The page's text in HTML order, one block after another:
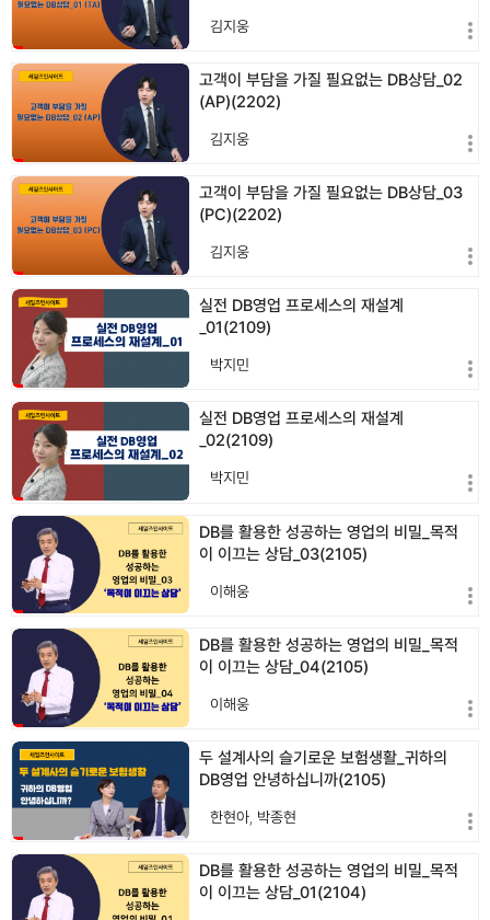
김지웅
고객이 부담을 가질 필요없는 DB상담_02
(AP)(2202)
김지웅
고객이 부담을 가질 필요없는 DB상담_03
(PC)(2202)
김지웅
실전 DB영업 프로세스의 재설계
_01(2109)
박지민
실전 DB영업 프로세스의 재설계
_02(2109)
박지민
DB를 활용한 성공하는 영업의 비밀_목적
이 이끄는 상담_03(2105)
이해웅
DB를 활용한 성공하는 영업의 비밀_목적
이 이끄는 상담_04(2105)
이해웅
두 설계사의 슬기로운 보험생활_귀하의
DB영업 안녕하십니까(2105)
한현아 박종현
DB를 활용한 성공하는 영업의 비밀_목적
이 이끄는 상담_01(2104)